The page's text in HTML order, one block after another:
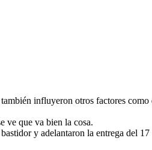
influyeron otros factores
ve que va bien la cosa.
y adelantaron la entrega del